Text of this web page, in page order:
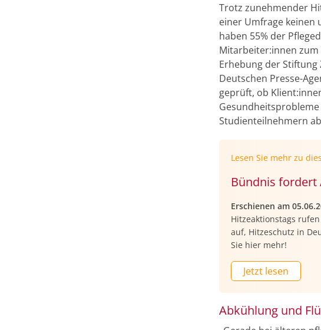
Trotz zunehmender
einer Umfrage keinen
haben 55% der
Mitarbeiter:innen
Erhebung der Stiftung
Deutschen Presse-
geprüft, ob
Studienteilnehmern
Lesen Sie mehr zu
Bündnis fordert
Erschienen am
Hitzeaktionstags
auf, Hitzeschutz in
Sie hier mehr!
Jetzt lesen
Abkühlung und